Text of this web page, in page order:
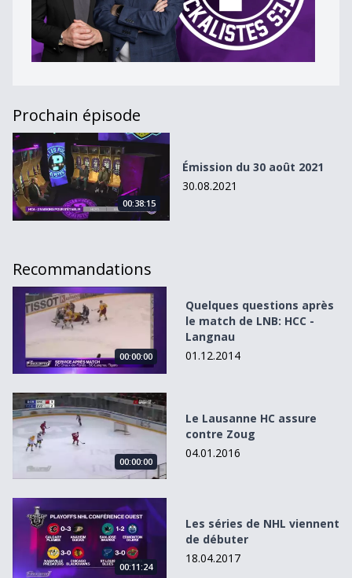
Prochain épisode
Émission du 30 août 2021
00:38:15
Émission du 30 août 2021
30.08.2021
Recommandations
Quelques questions après le match de LNB: HCC -
00:00:00
Quelques questions après
le match de LNB: HCC -
Langnau
01.12.2014
Le Lausanne HC assure contre Zoug
00:00:00
Le Lausanne HC assure
contre Zoug
04.01.2016
Les séries de NHL viennent de débuter
00:11:24
Les séries de NHL viennent
de débuter
18.04.2017